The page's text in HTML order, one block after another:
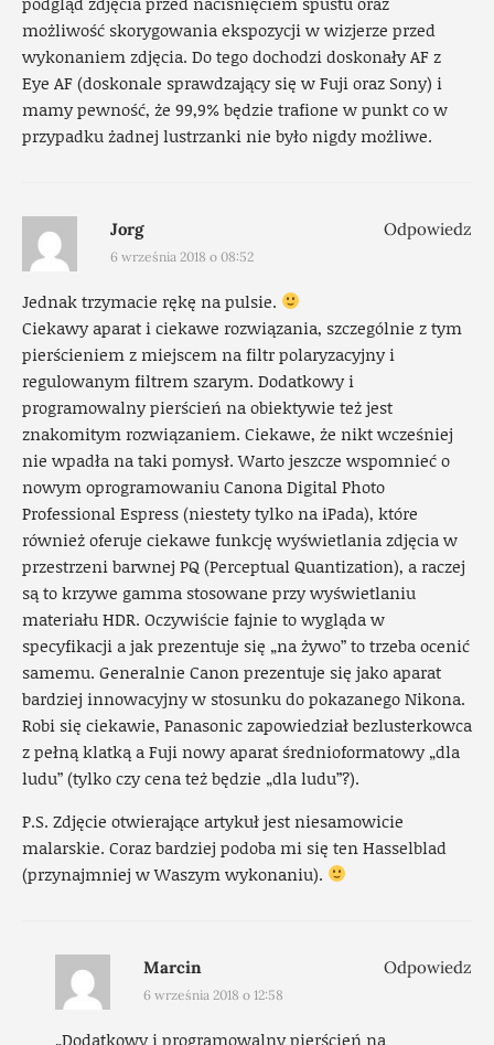
możliwość skorygowania ekspozycji w wizjerze przed
wykonaniem zdjęcia. Do tego dochodzi doskonały AF z
Eye AF (doskonale sprawdzający się w Fuji oraz Sony) i
mamy pewność, że 99,9% będzie trafione w punkt co w
przypadku żadnej lustrzanki nie było nigdy możliwe.
Jorg
6 września 2018 o 08:52
Jednak trzymacie rękę na pulsie.
Ciekawy aparat i ciekawe rozwiązania, szczególnie z tym
pierścieniem z miejscem na filtr polaryzacyjny i
regulowanym filtrem szarym. Dodatkowy i
programowalny pierścień na obiektywie też jest
znakomitym rozwiązaniem. Ciekawe, że nikt wcześniej
nie wpadła na taki pomysł. Warto jeszcze wspomnieć o
nowym oprogramowaniu Canona Digital Photo
Professional Espress (niestety tylko na iPada), które
również oferuje ciekawe funkcję wyświetlania zdjęcia w
przestrzeni barwnej PQ (Perceptual Quantization), a raczej
są to krzywe gamma stosowane przy wyświetlaniu
materiału HDR. Oczywiście fajnie to wygląda w
specyfikacji a jak prezentuje się „na żywo” to trzeba ocenić
samemu. Generalnie Canon prezentuje się jako aparat
bardziej innowacyjny w stosunku do pokazanego Nikona.
Robi się ciekawie, Panasonic zapowiedział bezlusterkowca
z pełną klatką a Fuji nowy aparat średnioformatowy „dla
ludu” (tylko czy cena też będzie „dla ludu”?).
P.S. Zdjęcie otwierające artykuł jest niesamowicie
malarskie. Coraz bardziej podoba mi się ten Hasselblad
(przynajmniej w Waszym wykonaniu).
Odpowiedz
Marcin
6 września 2018 o 12:58
„Dodatkowy i programowalny pierścień na
Odpowiedz